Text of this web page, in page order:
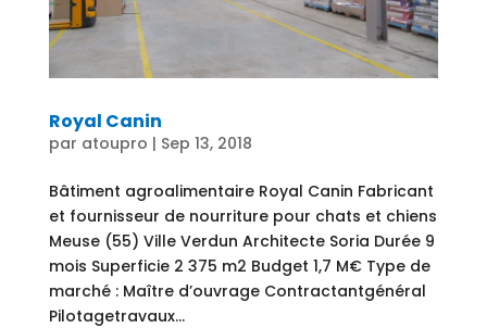
Royal Canin
par atoupro | Sep 13, 2018
Bâtiment agroalimentaire Royal Canin Fabricant
et fournisseur de nourriture pour chats et chiens
Meuse (55) Ville Verdun Architecte Soria Durée 9
mois Superficie 2 375 m2 Budget 1,7 M€ Type de
marché : Maître d’ouvrage Contractantgénéral
Pilotagetravaux...